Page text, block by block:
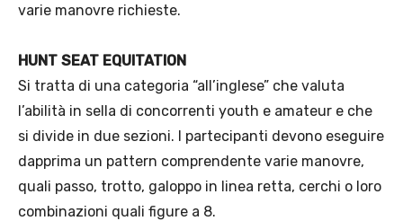
varie manovre richieste.
HUNT SEAT EQUITATION
Si tratta di una categoria “all’inglese” che valuta
l’abilità in sella di concorrenti youth e amateur e che
si divide in due sezioni. I partecipanti devono eseguire
dapprima un pattern comprendente varie manovre,
quali passo, trotto, galoppo in linea retta, cerchi o loro
combinazioni quali figure a 8.